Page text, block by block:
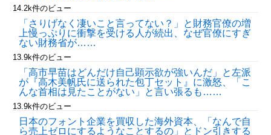
14.2k件のビュー
「さりげなく凄いこと言ってない？」と財務官僚の増
上慢っぷりに衝撃を受ける人が続出、なぜ官僚にすぎ
ない財務省が……
13.9k件のビュー
「高市早苗はどんだけ自己顕示欲が強いんだ」と左派
が『高木美帆氏に送られた包丁セット』に激怒、「こ
んな首相は見たことがない」と言い張るも……
13.9k件のビュー
日本のフォント企業を買収した海外資本、「なんで自
ら売上ゼロにするようなことするの」とドン引きする